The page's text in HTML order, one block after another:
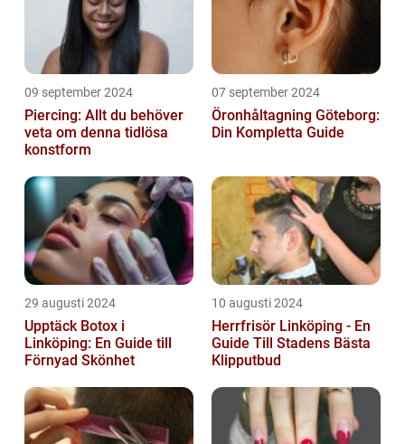
09 september 2024
Piercing: Allt du behöver
veta om denna tidlösa
konstform
07 september 2024
Öronhåltagning Göteborg:
Din Kompletta Guide
29 augusti 2024
Upptäck Botox i
Linköping: En Guide till
Förnyad Skönhet
10 augusti 2024
Herrfrisör Linköping - En
Guide Till Stadens Bästa
Klipputbud